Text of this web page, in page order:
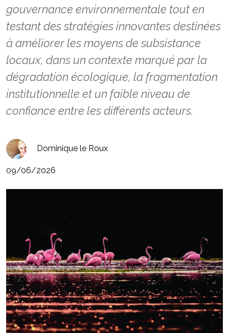
gouvernance environnementale tout en
testant des stratégies innovantes destinées
à améliorer les moyens de subsistance
locaux, dans un contexte marqué par la
dégradation écologique, la fragmentation
institutionnelle et un faible niveau de
confiance entre les différents acteurs.
Dominique le Roux
09/06/2026